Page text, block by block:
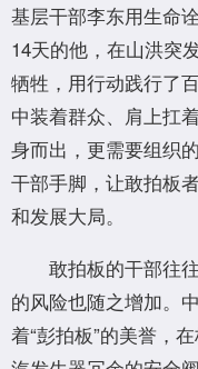
基层干部李东用生命
14天的他，在山洪突
牺牲，用行动践行了
中装着群众、肩上扛
身而出，更需要组织
干部手脚，让敢拍板
和发展大局。
敢拍板的干部往
的风险也随之增加。
着“彭拍板”的美誉，